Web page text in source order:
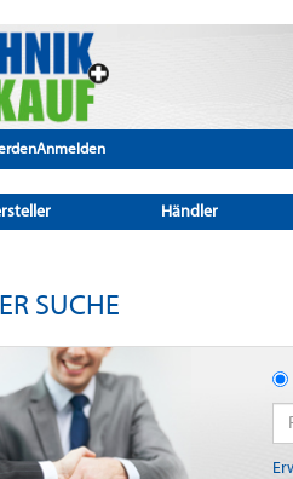
Anmelden
Händler
SUCHE